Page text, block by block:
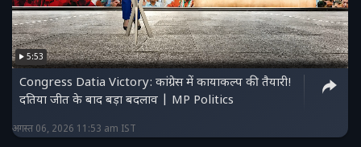
5:53
Congress Datia Victory: कांग्रेस में कायाकल्प की तैयारी!
दतिया जीत के बाद बड़ा बदलाव | MP Politics
अगस्त 06, 2026 11:53 am IST